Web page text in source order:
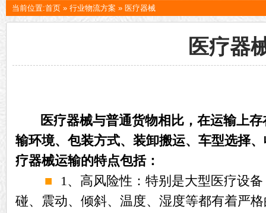
当前位置:首页 » 行业物流方案 » 医疗器械
医疗器
医疗器械与普通货物相比，在运输上
输环境、包装方式、装卸搬运、车型选择
疗器械运输的特点包括：
■ 1、高风险性：特别是大型医疗设
碰、震动、倾斜、温度、湿度等都有着严